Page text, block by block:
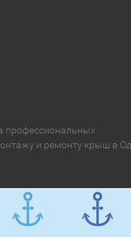
профессиональных
и ремонту крыш в